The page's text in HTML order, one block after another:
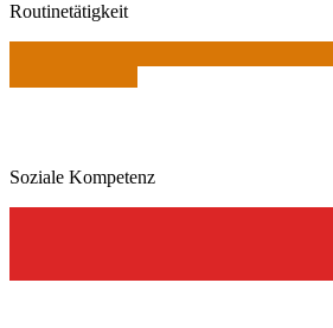
Routinetätigkeit
Soziale Kompetenz